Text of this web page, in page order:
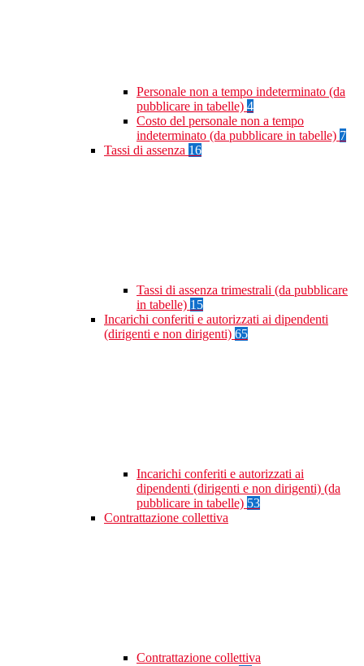
Personale non a tempo indeterminato (da
pubblicare in tabelle) 4
Costo del personale non a tempo
indeterminato (da pubblicare in tabelle) 7
Tassi di assenza 16
Tassi di assenza trimestrali (da pubblicare
in tabelle) 15
Incarichi conferiti e autorizzati ai dipendenti
(dirigenti e non dirigenti) 65
Incarichi conferiti e autorizzati ai
dipendenti (dirigenti e non dirigenti) (da
pubblicare in tabelle) 53
Contrattazione collettiva
Contrattazione collettiva